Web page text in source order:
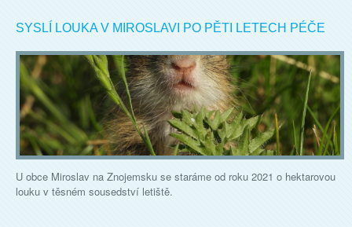
SYSLÍ LOUKA V MIROSLAVI PO PĚTI LETECH PÉČE
U obce Miroslav na Znojemsku se staráme od roku 2021 o hektarovou
louku v těsném sousedství letiště.